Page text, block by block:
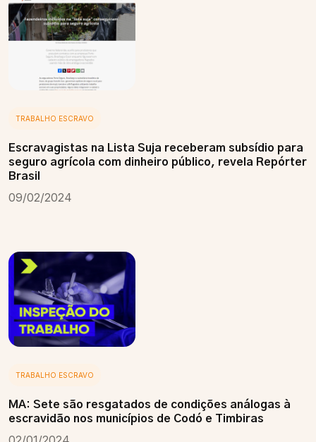
TRABALHO ESCRAVO
Escravagistas na Lista Suja receberam subsídio para
seguro agrícola com dinheiro público, revela Repórter
Brasil
09/02/2024
TRABALHO ESCRAVO
MA: Sete são resgatados de condições análogas à
escravidão nos municípios de Codó e Timbiras